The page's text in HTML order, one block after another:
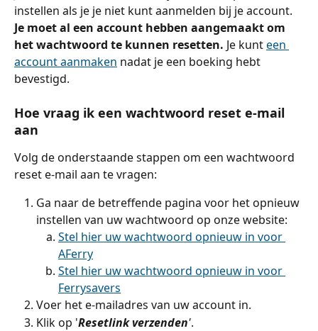
instellen als je je niet kunt aanmelden bij je account.
Je moet al een account hebben aangemaakt om
het wachtwoord te kunnen resetten. Je kunt een
account aanmaken nadat je een boeking hebt
bevestigd.
Hoe vraag ik een wachtwoord reset e-mail
aan
Volg de onderstaande stappen om een wachtwoord
reset e-mail aan te vragen:
Ga naar de betreffende pagina voor het opnieuw
instellen van uw wachtwoord op onze website:
Stel hier uw wachtwoord opnieuw in voor
AFerry
Stel hier uw wachtwoord opnieuw in voor
Ferrysavers
Voer het e-mailadres van uw account in.
Klik op 'Resetlink verzenden'.